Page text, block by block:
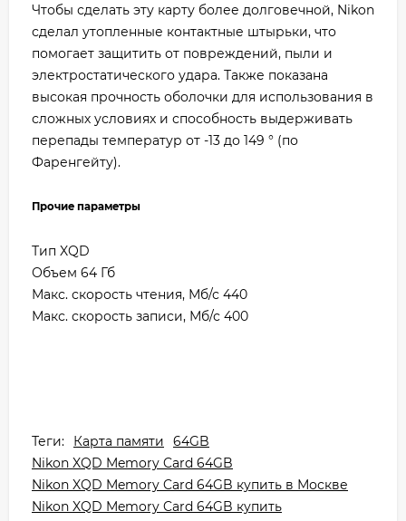
Чтобы сделать эту карту более долговечной, Nikon
сделал утопленные контактные штырьки, что
помогает защитить от повреждений, пыли и
электростатического удара. Также показана
высокая прочность оболочки для использования в
сложных условиях и способность выдерживать
перепады температур от -13 до 149 ° (по
Фаренгейту).
Прочие параметры
Тип XQD
Объем 64 Гб
Макс. скорость чтения, Мб/с 440
Макс. скорость записи, Мб/с 400
Теги: Карта памяти
64GB
Nikon XQD Memory Card 64GB
Nikon XQD Memory Card 64GB купить в Москве
Nikon XQD Memory Card 64GB купить